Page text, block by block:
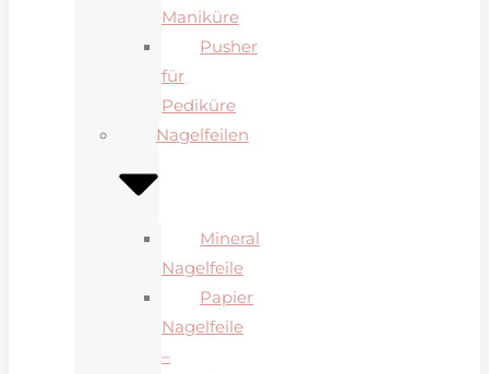
Maniküre
Pusher
für
Pediküre
Nagelfeilen
Mineral
Nagelfeile
Papier
Nagelfeile
–